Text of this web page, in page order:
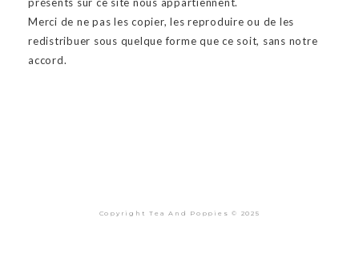
présents sur ce site nous appartiennent.
Merci de ne pas les copier, les reproduire ou de les
redistribuer sous quelque forme que ce soit, sans notre
accord.
Copyright Tea And Poppies © 2025